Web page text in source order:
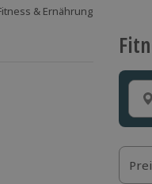
& Ernährung